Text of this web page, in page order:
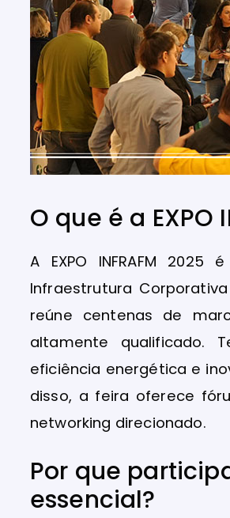
O que é a EXPO
A EXPO INFRAFM
Infraestrutura
reúne centenas de
altamente qualificado.
eficiência energética e
disso, a feira oferece
networking direcionado.
Por que
essencial?